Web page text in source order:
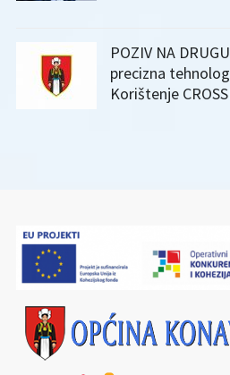
POZIV NA
precizna
Korištenje